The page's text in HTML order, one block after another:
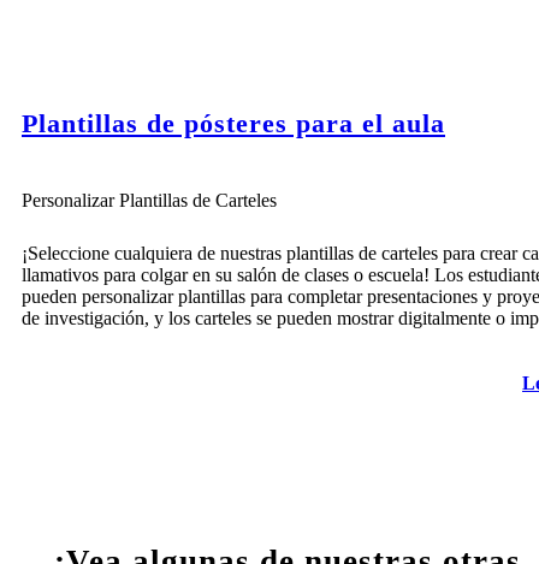
Plantillas de pósteres para el aula
Personalizar Plantillas de Carteles
¡Seleccione cualquiera de nuestras plantillas de carteles para crear
llamativos para colgar en su salón de clases o escuela! Los
pueden personalizar plantillas para completar presentaciones y
de investigación, y los carteles se pueden mostrar digitalmente o